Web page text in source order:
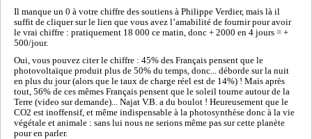
Il manque un 0 à votre chiffre des soutiens à Philippe Verdier, mais là il
suffit de cliquer sur le lien que vous avez l’amabilité de fournir pour avoir
le vrai chiffre : pratiquement 18 000 ce matin, donc + 2000 en 4 jours = +
500/jour.
Oui, vous pouvez citer le chiffre : 45% des Français pensent que le
photovoltaïque produit plus de 50% du temps, donc... déborde sur la nuit
en plus du jour (alors que le taux de charge réel est de 14%) ! Mais après
tout, 56% de ces mêmes Français pensent que le soleil tourne autour de la
Terre (video sur demande)... Najat V.B. a du boulot ! Heureusement que le
CO2 est inoffensif, et même indispensable à la photosynthèse donc à la vie
végétale et animale : sans lui nous ne serions même pas sur cette planète
pour en parler.